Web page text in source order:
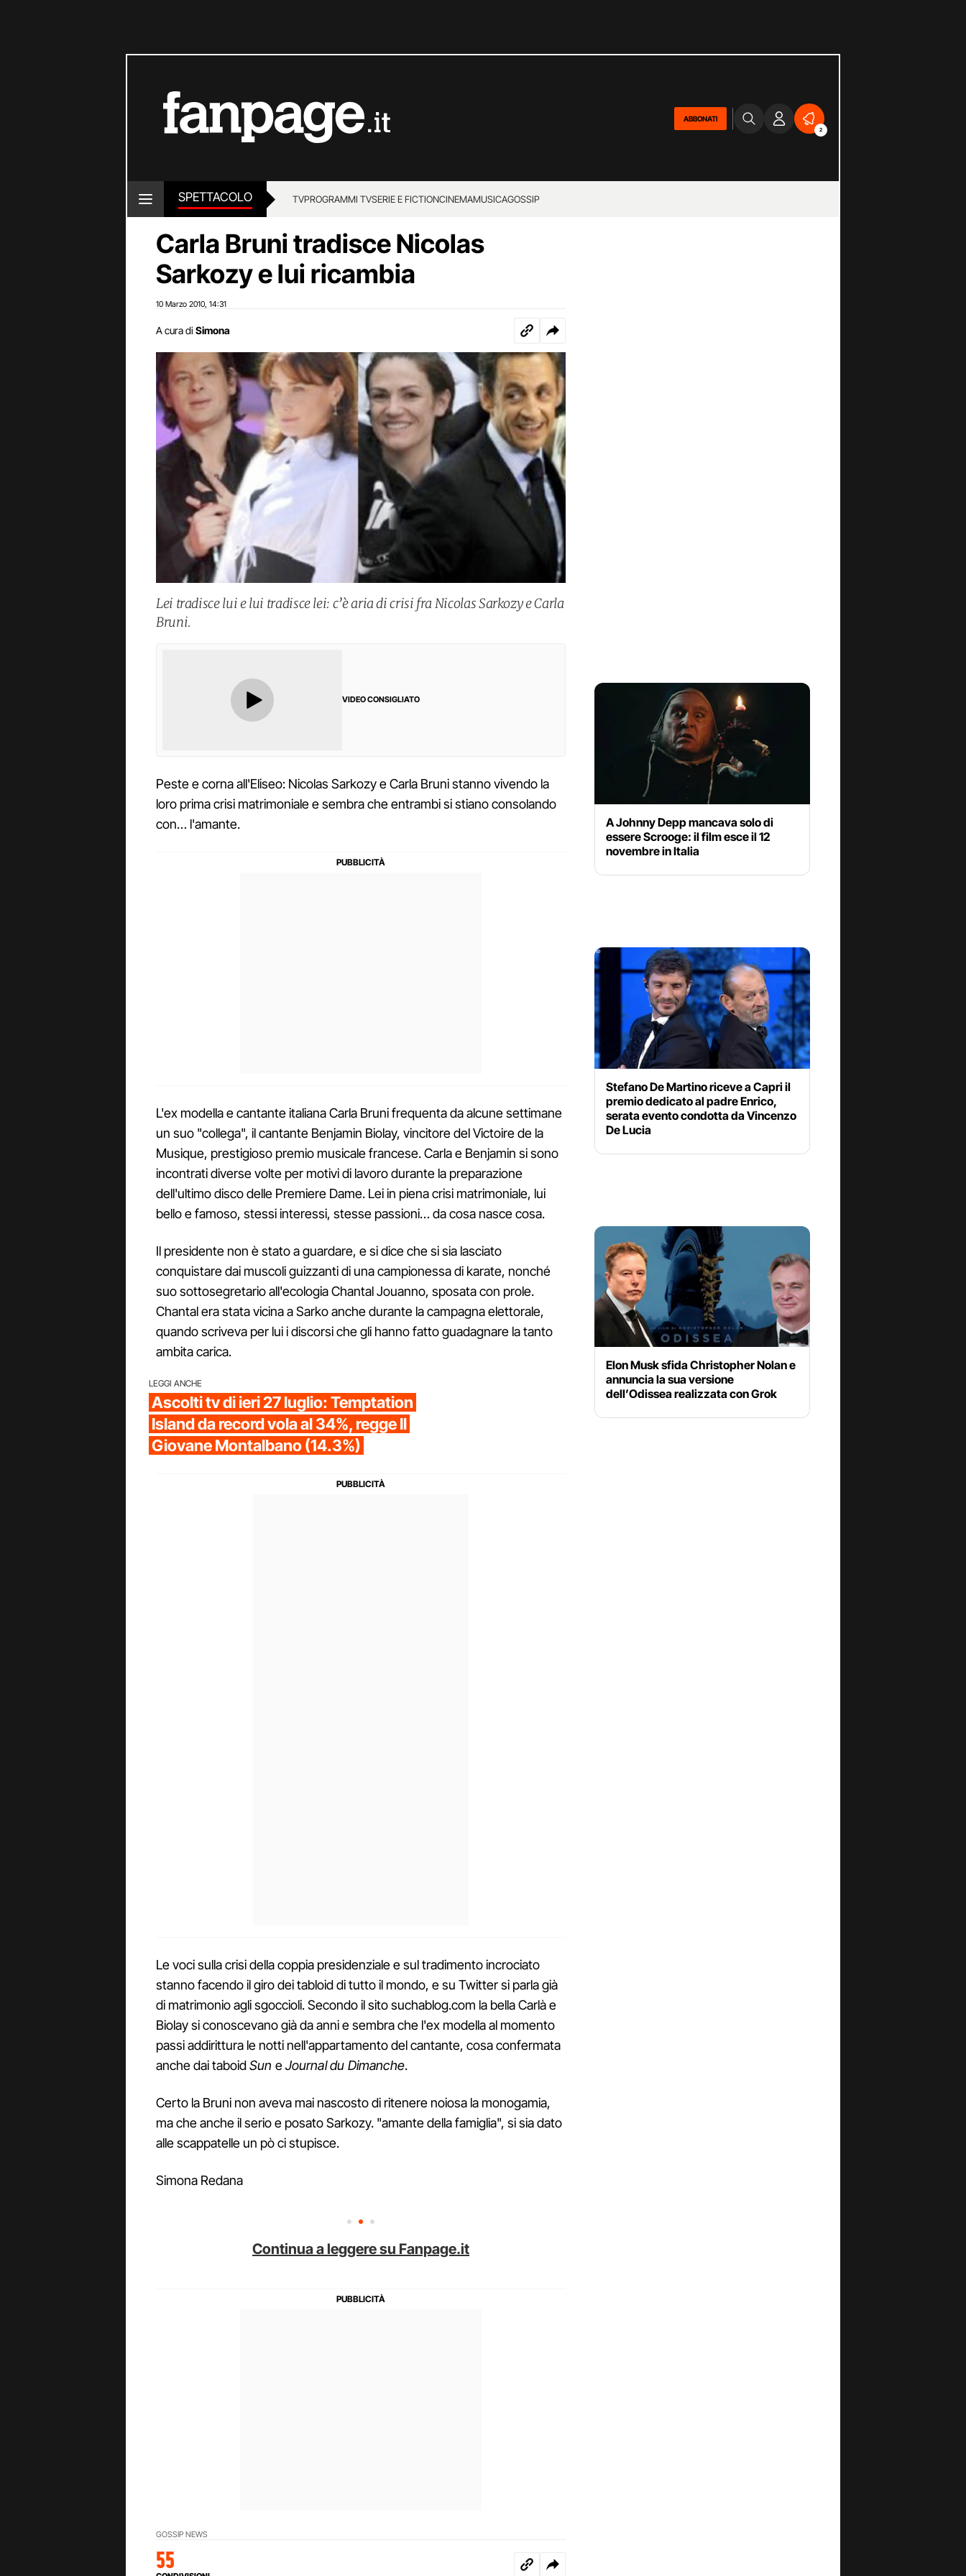
ABBONATI
2
SPETTACOLO TVPROGRAMMI TVSERIE E FICTIONCINEMAMUSICAGOSSIP
Carla Bruni tradisce Nicolas
Sarkozy e lui ricambia
10 Marzo 2010 14:31
A cura di Simona
Lei tradisce lui e lui tradisce lei: c’è aria di crisi fra Nicolas Sarkozy e Carla
Bruni.
VIDEO CONSIGLIATO
Peste e corna all'Eliseo: Nicolas Sarkozy e Carla Bruni stanno vivendo la
loro prima crisi matrimoniale e sembra che entrambi si stiano consolando
con… l'amante.
L'ex modella e cantante italiana Carla Bruni frequenta da alcune settimane
un suo "collega", il cantante Benjamin Biolay, vincitore del Victoire de la
Musique, prestigioso premio musicale francese. Carla e Benjamin si sono
incontrati diverse volte per motivi di lavoro durante la preparazione
dell'ultimo disco delle Premiere Dame. Lei in piena crisi matrimoniale, lui
bello e famoso, stessi interessi, stesse passioni… da cosa nasce cosa.
Il presidente non è stato a guardare, e si dice che si sia lasciato
conquistare dai muscoli guizzanti di una campionessa di karate, nonché
suo sottosegretario all'ecologia Chantal Jouanno, sposata con prole.
Chantal era stata vicina a Sarko anche durante la campagna elettorale,
quando scriveva per lui i discorsi che gli hanno fatto guadagnare la tanto
ambita carica.
LEGGI ANCHE
Ascolti tv di ieri 27 luglio: Temptation
Island da record vola al 34%, regge Il
Giovane Montalbano (14.3%)
Le voci sulla crisi della coppia presidenziale e sul tradimento incrociato
stanno facendo il giro dei tabloid di tutto il mondo, e su Twitter si parla già
di matrimonio agli sgoccioli. Secondo il sito suchablog.com la bella Carlà e
Biolay si conoscevano già da anni e sembra che l'ex modella al momento
passi addirittura le notti nell'appartamento del cantante, cosa confermata
anche dai taboidSun eJournal du Dimanche.
Certo la Bruni non aveva mai nascosto di ritenere noiosa la monogamia,
ma che anche il serio e posato Sarkozy. "amante della famiglia", si sia dato
alle scappatelle un pò ci stupisce.
Simona Redana
Continua a leggere su Fanpage.it
GOSSIP NEWS
55
A Johnny Depp mancava solo di
essere Scrooge: il film esce il 12
novembre in Italia
Stefano De Martino riceve a Capri il
premio dedicato al padre Enrico,
serata evento condotta da Vincenzo
De Lucia
Elon Musk sfida Christopher Nolan e
annuncia la sua versione
dell’Odissea realizzata con Grok